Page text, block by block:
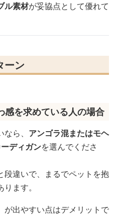
ル素材が妥協点として優れて
ーン
感を求めている人の場合
ら、 アンゴラ混またはモヘ
ディガンを選んでくださ
段違いで、まるでペットを抱
ます。
が出やすい点はデメリットで